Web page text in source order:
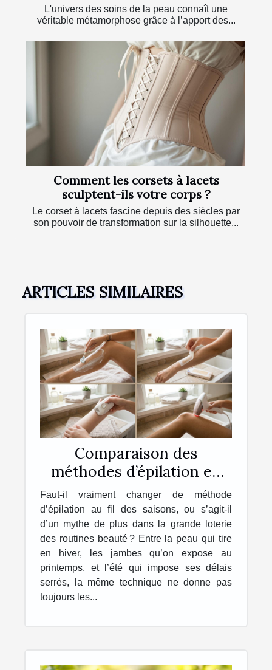
L'univers des soins de la peau connaît une
véritable métamorphose grâce à l’apport des...
Comment les corsets à lacets
sculptent-ils votre corps ?
Le corset à lacets fascine depuis des siècles par
son pouvoir de transformation sur la silhouette...
ARTICLES SIMILAIRES
Comparaison des
méthodes d’épilation en
fonction des saisons
Faut-il vraiment changer de méthode
d’épilation au fil des saisons, ou s’agit-il
d’un mythe de plus dans la grande loterie
des routines beauté ? Entre la peau qui tire
en hiver, les jambes qu’on expose au
printemps, et l’été qui impose ses délais
serrés, la même technique ne donne pas
toujours les...